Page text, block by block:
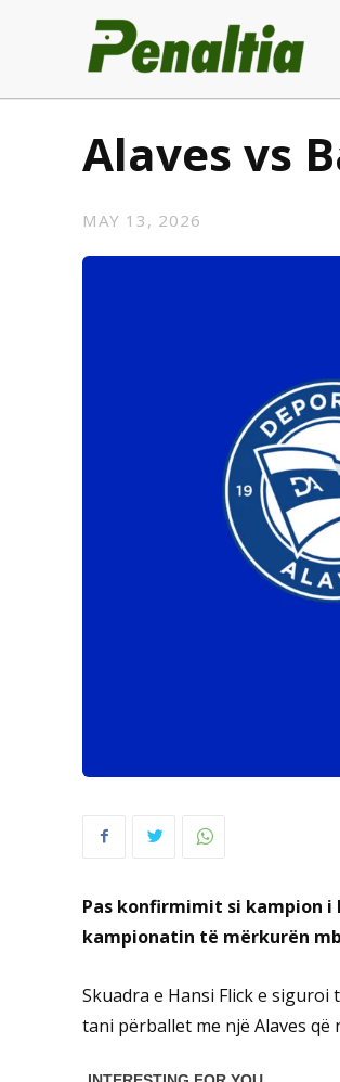
Alaves vs
MAY 13, 2026
Pas konfirmimit si kampion i
kampionatin të mërkurën
Skuadra e Hansi Flick e
tani përballet me një Alaves që